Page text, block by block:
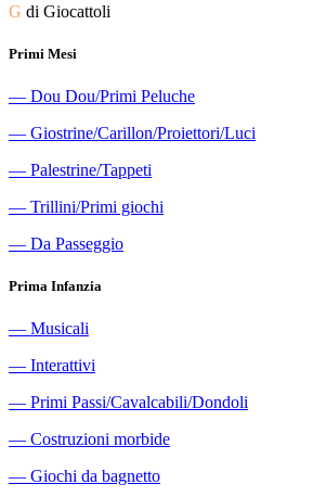
G di Giocattoli
Primi Mesi
― Dou Dou/Primi Peluche
― Giostrine/Carillon/Proiettori/Luci
― Palestrine/Tappeti
― Trillini/Primi giochi
― Da Passeggio
Prima Infanzia
― Musicali
― Interattivi
― Primi Passi/Cavalcabili/Dondoli
― Costruzioni morbide
― Giochi da bagnetto